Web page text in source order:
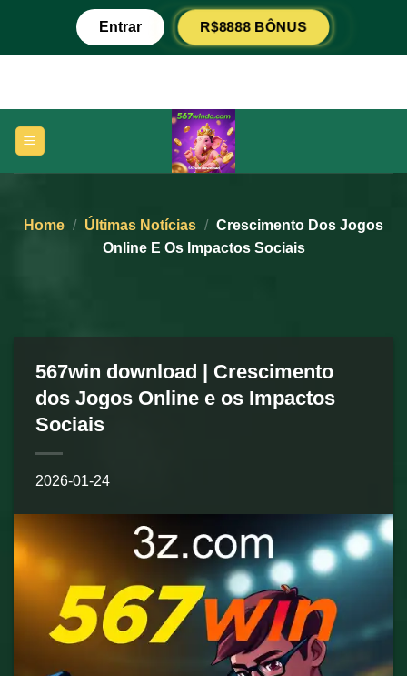
content
Entrar R$8888 BÔNUS
Home / Últimas Notícias / Crescimento Dos Jogos
Online E Os Impactos Sociais
567win download | Crescimento
dos Jogos Online e os Impactos
Sociais
2026-01-24